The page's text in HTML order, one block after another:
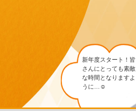
新年度スタート！皆
さんにとっても素敵
な時間となりますよ
うに…☺︎